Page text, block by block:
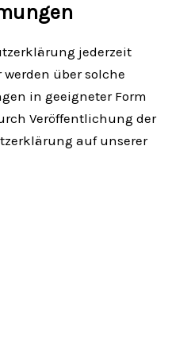
jederzeit
über solche
in geeigneter Form
Veröffentlichung der
auf unserer